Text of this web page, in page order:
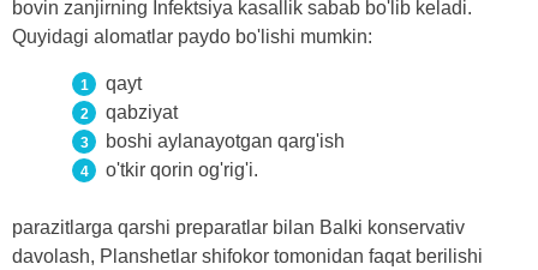
bovin zanjirning Infektsiya kasallik sabab bo'lib keladi.
Quyidagi alomatlar paydo bo'lishi mumkin:
qayt
qabziyat
boshi aylanayotgan qarg'ish
o'tkir qorin og'rig'i.
parazitlarga qarshi preparatlar bilan Balki konservativ
davolash, Planshetlar shifokor tomonidan faqat berilishi